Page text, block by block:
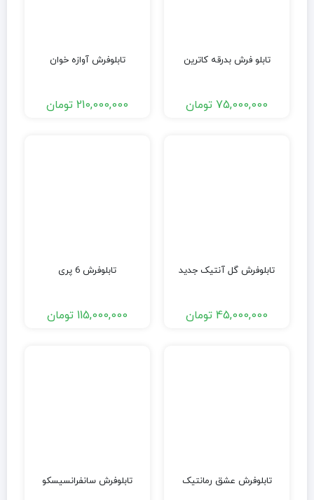
تابلو فرش بدرقه کاترین
75,000,000 تومان
تابلوفرش آوازه خوان
210,000,000 تومان
تابلوفرش گل آنتیک جدید
45,000,000 تومان
تابلوفرش 6 پری
115,000,000 تومان
تابلوفرش عشق رمانتیک تابلوفرش سانفرانسیسکو